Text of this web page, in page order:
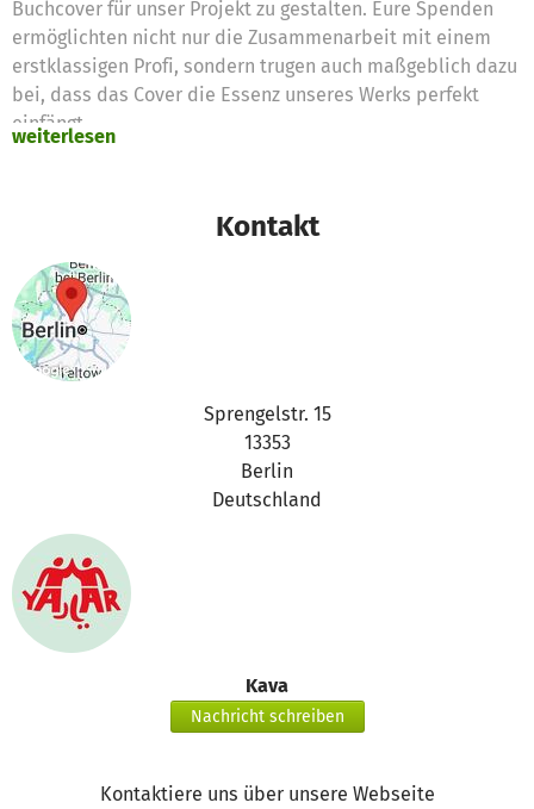
Buchcover für unser Projekt zu gestalten. Eure Spenden
ermöglichten nicht nur die Zusammenarbeit mit einem
erstklassigen Profi, sondern trugen auch maßgeblich dazu
bei, dass das Cover die Essenz unseres Werks perfekt
einfängt.
inspirierend, und gemeinsam haben wir jedes Detail
sorgfältig ausgearbeitet. Das Ergebnis ist ein visuelles
Meisterwerk, das nicht nur ansprechend, sondern auch
aussagekräftig ist.
Eure Großzügigkeit hat nicht nur die künstlerische
Gestaltung des Buchcovers ermöglicht, sondern wird auch
sicherstellen, dass unser Werk von Anfang an die
Aufmerksamkeit potenzieller Leserinnen und Leser auf
bedanken und freuen uns darauf, euch bald das fertige
Buch präsentieren zu können.
Mit Dankbarkeit,
weiterlesen
Kontakt
Sprengelstr. 15
13353
Berlin
Deutschland
Kava
Nachricht schreiben
Kontaktiere uns über unsere Webseite